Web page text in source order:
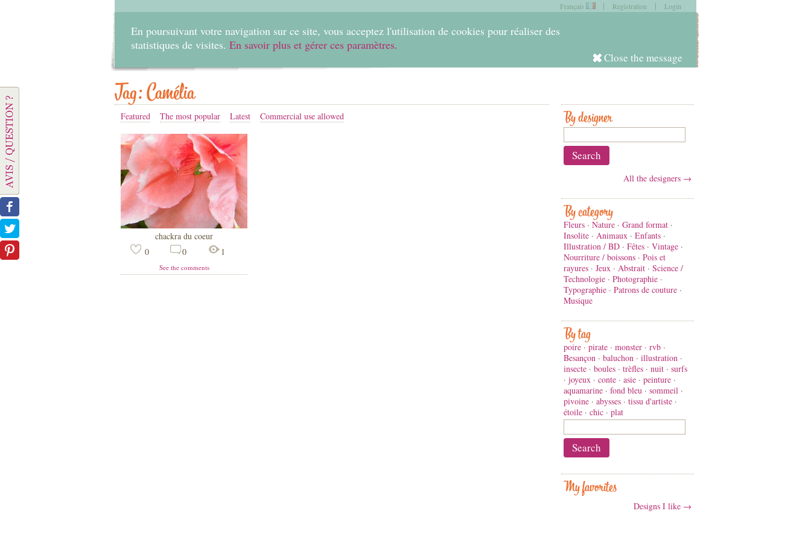
En poursuivant votre navigation sur ce site, vous acceptez l'utilisation de cookies pour réaliser des
statistiques de visites. En savoir plus et gérer ces paramètres.
Close the message
Français | Registration | Login
0item in
Log in
Tag: Camélia
Featured The most popular Latest Commercial use allowed
chackra du coeur
0
0 1
See the comments
By designer
All the designers →
By category
Fleurs · Nature · Grand format ·
Insolite · Animaux · Enfants ·
Illustration / BD · Fêtes · Vintage ·
Nourriture / boissons · Pois et
rayures · Jeux · Abstrait · Science /
Technologie · Photographie ·
Typographie · Patrons de couture ·
Musique
By tag
poire · pirate · monster · rvb ·
Besançon · baluchon · illustration ·
insecte · boules · trèfles · nuit · surfs
· joyeux · conte · asie · peinture ·
aquamarine · fond bleu · sommeil ·
pivoine · abysses · tissu d'artiste ·
étoile · chic · plat
My favorites
Designs I like →